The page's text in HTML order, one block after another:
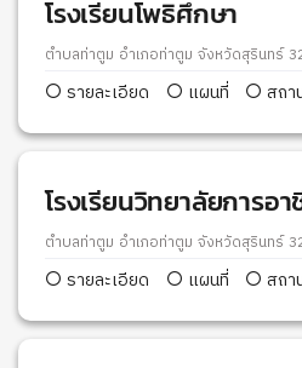
โรงเรียนโพธิศึกษา
ตำบลท่าตูม อำเภอท่าตูม จังหวัดสุรินทร์
รายละเอียด แผนที่ สถา
โรงเรียนวิทยาลัยการอ
ตำบลท่าตูม อำเภอท่าตูม จังหวัดสุรินทร์
รายละเอียด แผนที่ สถา